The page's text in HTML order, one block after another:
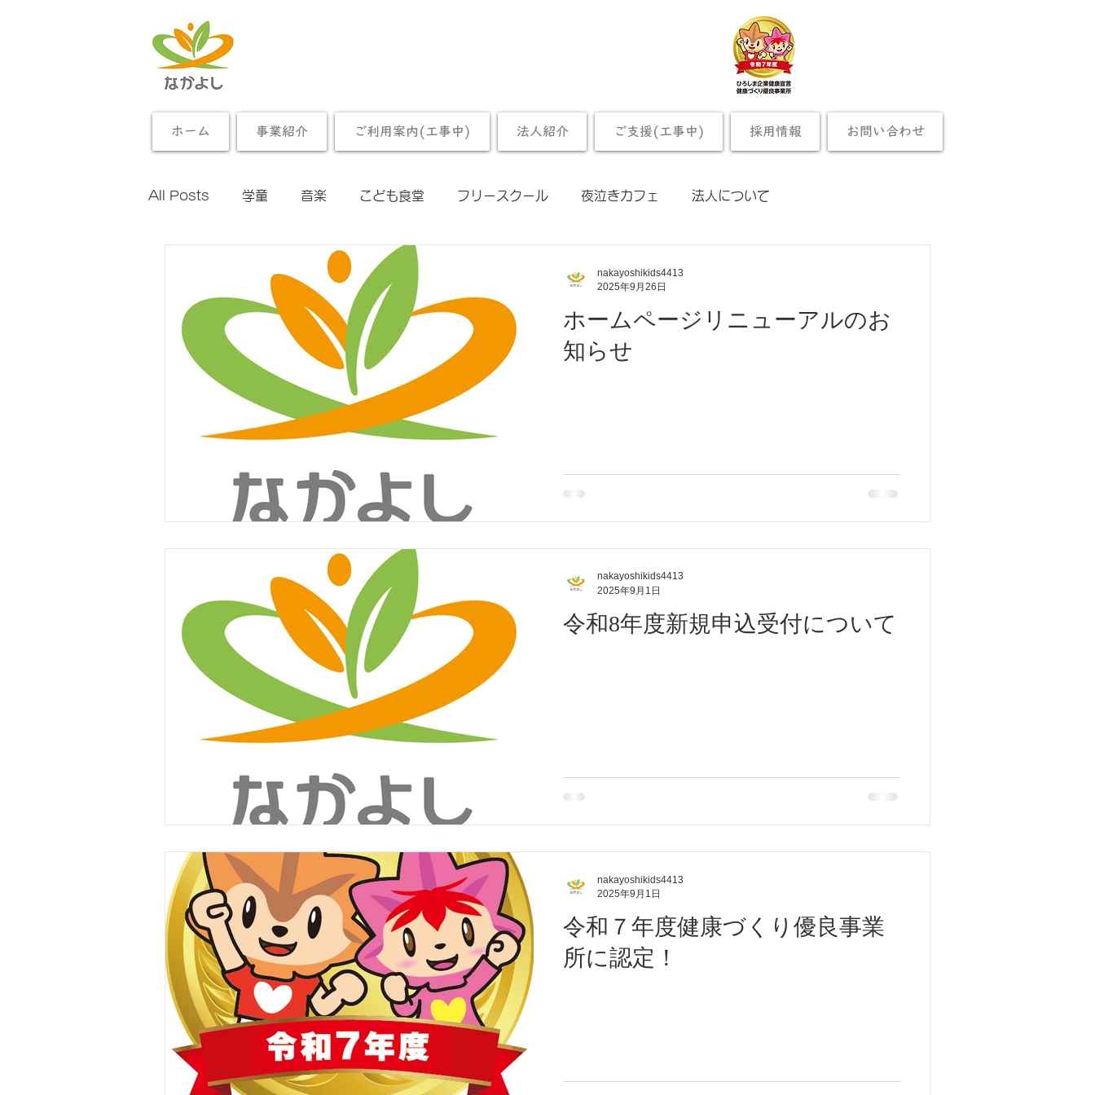
ホーム 事業紹介 ご利用案内(工事中) 法人紹介 ご支援(工事中) 採用情報 お問い合わせ
All Posts 学童 音楽 こども食堂 フリースクール 夜泣きカフェ 法人について
ホームページリニューアルのお
知らせ
nakayoshikids4413
2025年9月26日
令和8年度新規申込受付について
nakayoshikids4413
2025年9月1日
令和７年度健康づくり優良事業
所に認定！
nakayoshikids4413
2025年9月1日